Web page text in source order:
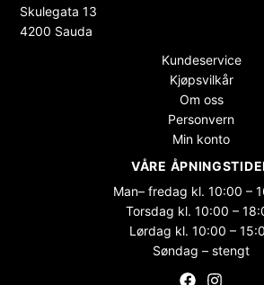
Skulegata 13
4200 Sauda
Kundeservice
Kjøpsvilkår
Om oss
Personvern
Min konto
VÅRE
Man– fredag kl. 10:00 –
Torsdag kl. 10:00 –
Lørdag kl. 10:00 –
Søndag – stengt